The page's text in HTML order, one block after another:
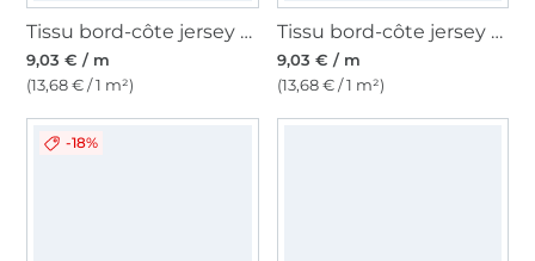
Tissu bord-côte jersey tubulaire lisse, fuchsia clair
9,03 € / m
(13,68 € / 1 m²)
Tissu bord-côte jersey tubulaire lisse, vert kiwi
9,03 € / m
(13,68 € / 1 m²)
-18%